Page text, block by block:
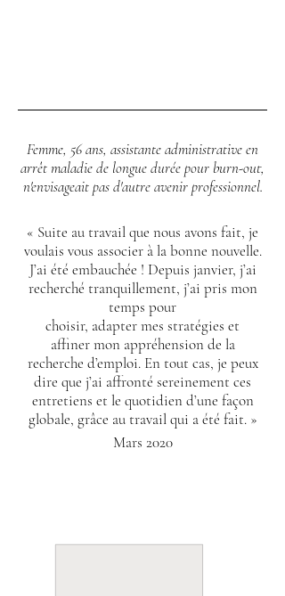
Femme, 56 ans, assistante administrative en
arrêt maladie de longue durée pour burn-out,
n'envisageait pas d'autre avenir professionnel.
« Suite au travail que nous avons fait, je
voulais vous associer à la bonne nouvelle.
J’ai été embauchée ! Depuis janvier, j’ai
recherché tranquillement, j’ai pris mon
temps pour
choisir, adaptermes stratégies et
affinermon appréhension de la
recherche d’emploi. En tout cas, je peux
dire que j’ai affronté sereinement ces
entretiens et le quotidien d’une façon
globale, grâce au travail qui a été fait. »
Mars 2020